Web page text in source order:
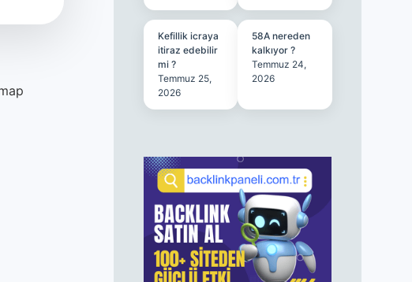
Kefillik icraya
itiraz edebilir
mi ?
Temmuz 25,
2026
58A nereden
kalkıyor ?
Temmuz 24,
2026